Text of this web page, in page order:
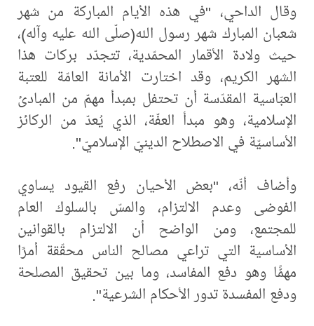
وقال الداحي، "في هذه الأيام المباركة من شهر
شعبان المبارك شهر رسول الله(صلّى الله عليه وآله)،
حيث ولادة الأقمار المحمّدية، تتجدّد بركات هذا
الشهر الكريم، وقد اختارت الأمانة العامّة للعتبة
العبّاسية المقدّسة أن تحتفل بمبدأ مهمّ من المبادئ
الإسلامية، وهو مبدأ العفّة، الذي يُعدّ من الركائز
الأساسيّة في الاصطلاح الدينيّ الإسلاميّ".
وأضاف أنّه، "بعض الأحيان رفع القيود يساوي
الفوضى وعدم الالتزام، والمسّ بالسلوك العام
للمجتمع، ومن الواضح أن الالتزام بالقوانين
الأساسية التي تراعي مصالح الناس محقّقة أمرًا
مهمًّا وهو دفع المفاسد، وما بين تحقيق المصلحة
ودفع المفسدة تدور الأحكام الشرعية".